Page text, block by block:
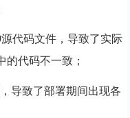
代码文件，导致了实际
的代码不一致；
导致了部署期间出现各